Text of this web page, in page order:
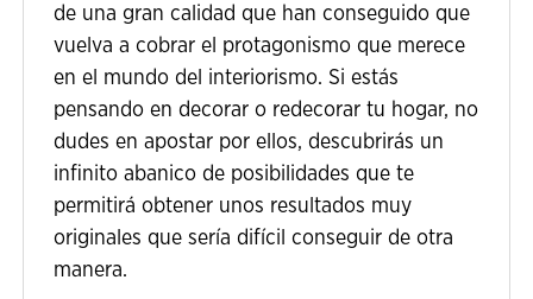
de una gran calidad que han conseguido que
vuelva a cobrar el protagonismo que merece
en el mundo del interiorismo. Si estás
pensando en decorar o redecorar tu hogar, no
dudes en apostar por ellos, descubrirás un
infinito abanico de posibilidades que te
permitirá obtener unos resultados muy
originales que sería difícil conseguir de otra
manera.